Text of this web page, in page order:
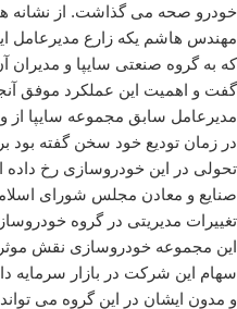
خودرو صحه می گذاشت. از نشانه
مهندس هاشم یکه زارع مدیرعامل
که به گروه صنعتی سایپا و
گفت و اهمیت این عملکرد موفق
مدیرعامل سابق مجموعه سایپا از
در زمان تودیع خود سخن گفته بود
تحولی در این خودروسازی رخ
صنایع و معادن مجلس شورای
تغییرات مدیریتی در گروه
این مجموعه خودروسازی نقش
سهام این شرکت در بازار سرمایه
و مدون ایشان در این گروه می